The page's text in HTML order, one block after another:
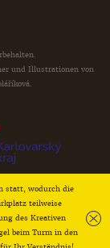
statt, wodurch die
teilweise
des Kreativen
beim Turm in den
und Illustrationen von